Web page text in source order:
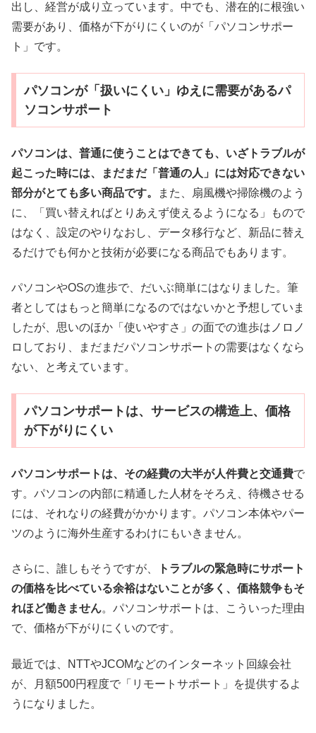
出し、経営が成り立っています。中でも、潜在的に根強い
需要があり、価格が下がりにくいのが「パソコンサポー
ト」です。
パソコンが「扱いにくい」ゆえに需要があるパ
ソコンサポート
パソコンは、普通に使うことはできても、いざトラブルが
起こった時には、まだまだ「普通の人」には対応できない
部分がとても多い商品です。
また、扇風機や掃除機のよう
に、「買い替えればとりあえず使えるようになる」もので
はなく、設定のやりなおし、データ移行など、新品に替え
るだけでも何かと技術が必要になる商品でもあります。
パソコンやOSの進歩で、だいぶ簡単にはなりました。筆
者としてはもっと簡単になるのではないかと予想していま
したが、思いのほか「使いやすさ」の面での進歩はノロノ
ロしており、まだまだパソコンサポートの需要はなくなら
ない、と考えています。
パソコンサポートは、サービスの構造上、価格
が下がりにくい
パソコンサポートは、その経費の大半が人件費と交通費で
す。パソコンの内部に精通した人材をそろえ、待機させる
には、それなりの経費がかかります。パソコン本体やパー
ツのように海外生産するわけにもいきません。
さらに、誰しもそうですが、
トラブルの緊急時にサポート
の価格を比べている余裕はないことが多く、価格競争もそ
れほど働きません。パソコンサポートは、こういった理由
で、価格が下がりにくいのです。
最近では、NTTやJCOMなどのインターネット回線会社
が、月額500円程度で「リモートサポート」を提供するよ
うになりました。